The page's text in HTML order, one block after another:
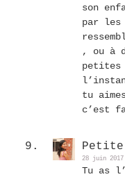
son
par les
, ou à
petites
tu
c’est
Petite
28 juin
Tu as